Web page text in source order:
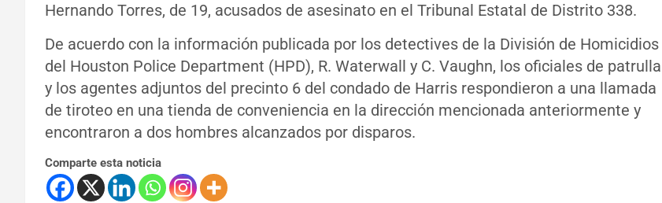
Hernando Torres, de 19, acusados de asesinato en el Tribunal Estatal de Distrito 338.
De acuerdo con la información publicada por los detectives de la División de Homicidios
del Houston Police Department (HPD), R. Waterwall y C. Vaughn, los oficiales de patrulla
y los agentes adjuntos del precinto 6 del condado de Harris respondieron a una llamada
de tiroteo en una tienda de conveniencia en la dirección mencionada anteriormente y
encontraron a dos hombres alcanzados por disparos.
Comparte esta noticia